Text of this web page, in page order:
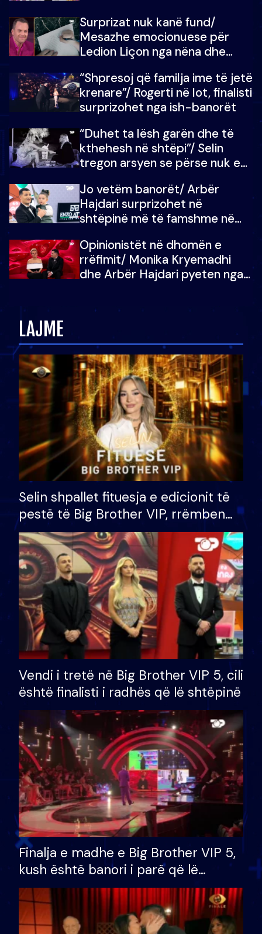
mungojë zilja e mëngjesit kur…
Surprizat nuk kanë fund/
Mesazhe emocionuese për
Ledion Liçon nga nëna dhe
mban dot lotët: Nuk meritoj…
“Shpresoj që familja ime të jetë
krenare”/ Rogerti në lot, finalisti
surprizohet nga ish-banorët
“Duhet ta lësh garën dhe të
kthehesh në shtëpi”/ Selin
tregon arsyen se përse nuk e
çoja luftën time deri në fund
Jo vetëm banorët/ Arbër
Hajdari surprizohet në
shtëpinë më të famshme në
vajzën e tij
Opinionistët në dhomën e
rrëfimit/ Monika Kryemadhi
dhe Arbër Hajdari pyeten nga
LAJME
Selin shpallet fituesja e edicionit të
pestë të Big Brother VIP, rrëmben
çmimin e madh prej 100 mijë eurosh
Vendi i tretë në Big Brother VIP 5, cili
është finalisti i radhës që lë shtëpinë
Finalja e madhe e Big Brother VIP 5,
kush është banori i parë që lë
shtëpinë dhe humb mundësinë për
të fituar çmimin e madh